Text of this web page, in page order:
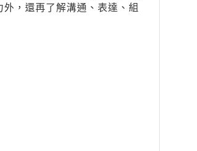
，還再了解溝通、表達、組